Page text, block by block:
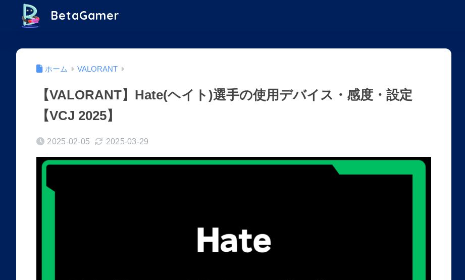
BetaGamer
ホーム VALORANT
【VALORANT】Hate(ヘイト)選手の使用デバイス・感度・設定
【VCJ 2025】
2025-02-05 2025-03-29